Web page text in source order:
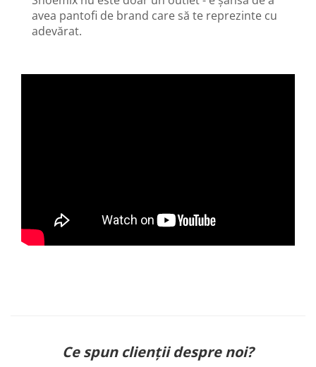
avea pantofi de brand care să te reprezinte cu
adevărat.
Ce spun clienții despre noi?